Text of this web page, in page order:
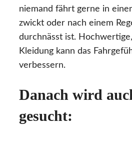
niemand fährt gerne in
zwickt oder nach einem
durchnässt ist.
Kleidung kann das
verbessern.
Danach wird
gesucht: